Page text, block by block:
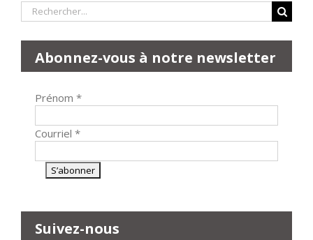
Rechercher:
Abonnez-vous à notre newsletter
Prénom *
Courriel *
Suivez-nous